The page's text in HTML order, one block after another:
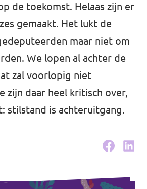
de toekomst. Helaas zijn er
gemaakt. Het lukt de
maar niet om
We lopen al achter de
zal voorlopig niet
zijn daar heel kritisch over,
stilstand is achteruitgang.